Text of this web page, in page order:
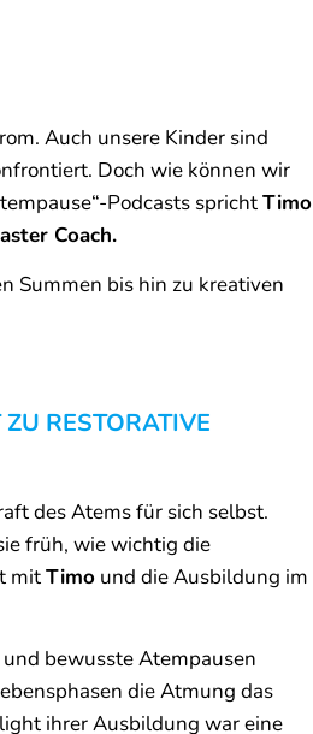
Auch unsere Kinder sind
Doch wie können wir
Podcasts sprichtTimo
Coach.
Summen bis hin zu kreativen
RESTORATIVE
des Atems für sich selbst.
früh, wie wichtig die
mitTimo und die Ausbildung im
bewusste Atempausen
die Atmung das
ihrer Ausbildung war eine